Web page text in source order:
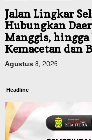
Jalan Lingkar
Hubungkan
Manggis,
Kemacetan dan
Agustus 8, 2026
Headline
Panaskan
FPTI
Kalsel